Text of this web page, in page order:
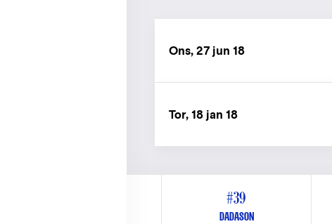
Ons, 27 jun 18
Tor, 18 jan 18
#39
DADASON